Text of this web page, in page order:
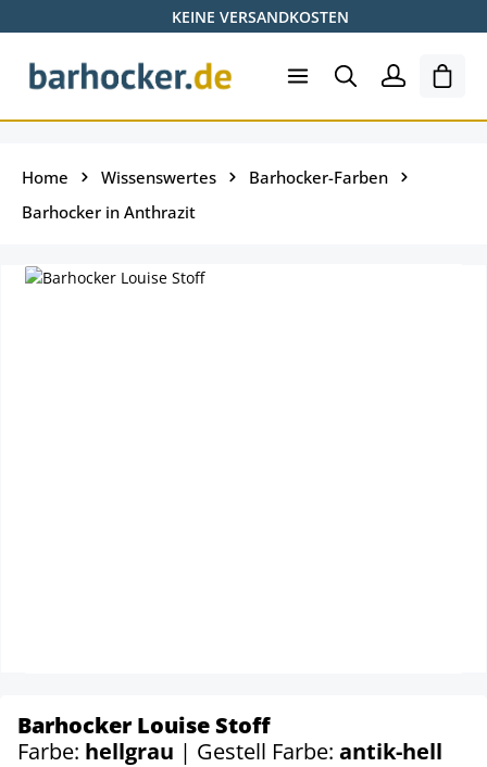
Zum Hauptinhalt springenKEINE VERSANDKOSTEN
Home Wissenswertes
Barhocker-Farben
Barhocker in Anthrazit
Barhocker Louise Stoff
Farbe: hellgrau | Gestell Farbe: antik-hell